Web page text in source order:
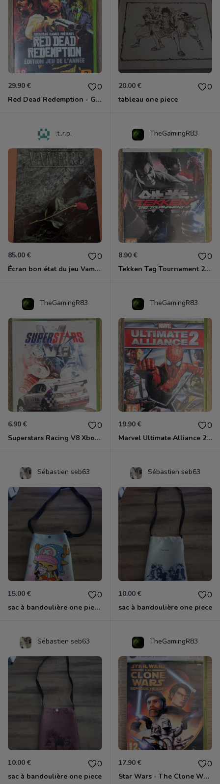
29.90 € 0
Red Dead Redemption - Game Of The Year Xbox 360
20.00 € 0
tableau one piece
.t..r.p.
85.00 € 0
Écran bon état du jeu Vampire et livre de règles « la mascarade » état d’usage
TheGamingR83
8.90 € 0
Tekken Tag Tournament 2 Xbox 360
TheGamingR83
6.90 € 0
Superstars Racing V8 Xbox 360
TheGamingR83
19.90 € 0
Marvel Ultimate Alliance 2 Xbox 360
Sébastien seb63
15.00 € 0
sac à bandoulière one piece chopper
Sébastien seb63
10.00 € 0
sac à bandoulière one piece
Sébastien seb63
10.00 € 0
sac à bandoulière one piece
TheGamingR83
17.90 € 0
Star Wars - The Clone Wars - Les Héros De La République Xbox 360